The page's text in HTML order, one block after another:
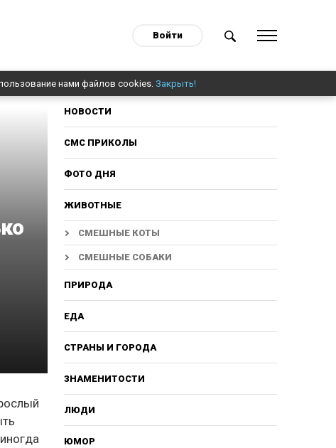
Войти
нами файлов cookies. Закрыть!
НОВОСТИ
СМС ПРИКОЛЫ
ФОТО ДНЯ
ЖИВОТНЫЕ
СМЕШНЫЕ КОТЫ
СМЕШНЫЕ СОБАКИ
ПРИРОДА
ЕДА
СТРАНЫ И ГОРОДА
ЗНАМЕНИТОСТИ
ЛЮДИ
ЮМОР